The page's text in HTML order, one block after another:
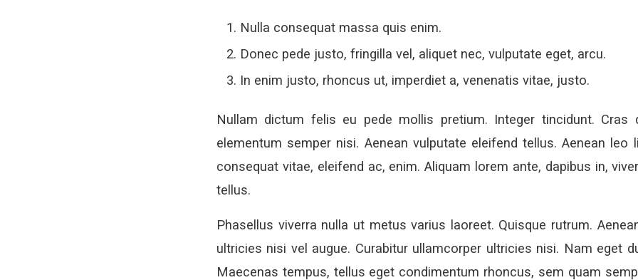
Nulla consequat massa quis enim.
Donec pede justo, fringilla vel, aliquet nec, vulputate eget, arcu.
In enim justo, rhoncus ut, imperdiet a, venenatis vitae, justo.
Nullam dictum felis eu pede mollis pretium. Integer tincidunt. Cras
elementum semper nisi. Aenean vulputate eleifend tellus. Aenean leo
consequat vitae, eleifend ac, enim. Aliquam lorem ante, dapibus in,
tellus.
Phasellus viverra nulla ut metus varius laoreet. Quisque rutrum.
ultricies nisi vel augue. Curabitur ullamcorper ultricies nisi. Nam eget
Maecenas tempus, tellus eget condimentum rhoncus, sem quam